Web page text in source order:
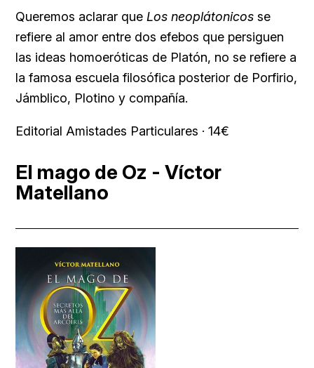
Queremos aclarar que Los neoplátonicos se
refiere al amor entre dos efebos que persiguen
las ideas homoeróticas de Platón, no se refiere a
la famosa escuela filosófica posterior de Porfirio,
Jámblico, Plotino y compañía.
Editorial Amistades Particulares · 14€
El mago de Oz - Víctor
Matellano